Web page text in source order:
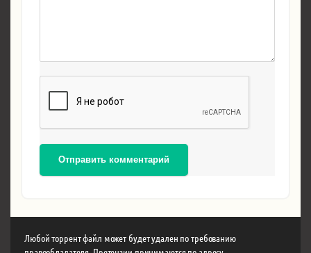
Отправить комментарий
Любой торрент файл может будет удален по требованию